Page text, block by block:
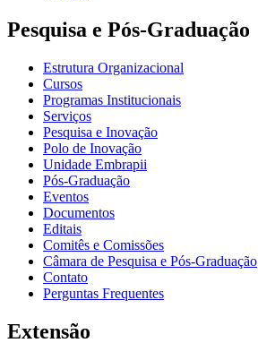
Pesquisa e Pós-Graduação
Estrutura Organizacional
Cursos
Programas Institucionais
Serviços
Pesquisa e Inovação
Polo de Inovação
Unidade Embrapii
Pós-Graduação
Eventos
Documentos
Editais
Comitês e Comissões
Câmara de Pesquisa e Pós-Graduação
Contato
Perguntas Frequentes
Extensão